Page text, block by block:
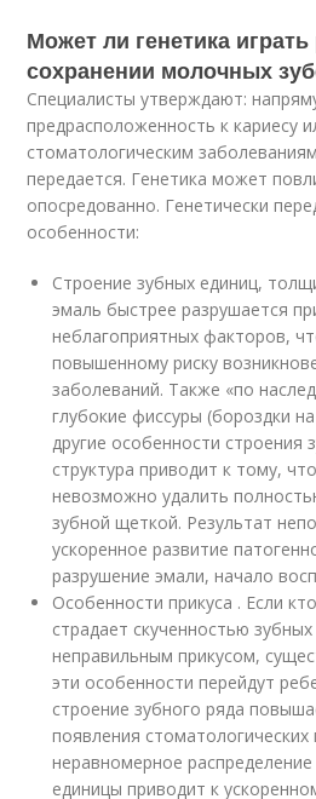
Может ли генетика
сохранении молочных
Специалисты утверждают:
предрасположенность к кариесу
стоматологическим
передается. Генетика может
опосредованно. Генетически
особенности:
Строение зубных единиц,
эмаль быстрее разрушается
неблагоприятных факторов,
повышенному риску
заболеваний. Также «по
глубокие фиссуры (бороздки
другие особенности строения
структура приводит к тому,
невозможно удалить
зубной щеткой. Результат
ускоренное развитие
разрушение эмали, начало
Особенности прикуса . Если
страдает скученностью
неправильным прикусом,
эти особенности перейдут
строение зубного ряда
появления
неравномерное распределение
единицы приводит к